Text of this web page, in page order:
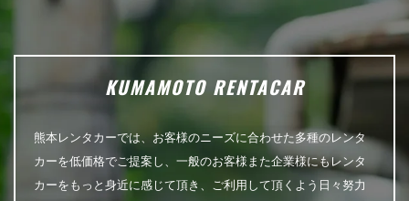
KUMAMOTO RENTACAR
熊本レンタカーでは、お客様のニーズに合わせた多種のレンタ
カーを低価格でご提案し、一般のお客様また企業様にもレンタ
カーをもっと身近に感じて頂き、ご利用して頂くよう日々努力